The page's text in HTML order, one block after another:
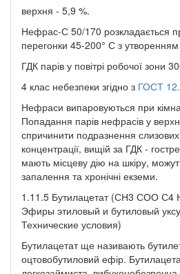
верхня - 5,9 %.
Нефрас-С 50/170 розкладається
перегонки 45-200° С з
ГДК парів у повітрі робочої зони
4 клас небезпеки згідно з ГОСТ
Нефраси випаровуються при
Попадання парів нефрасів у
спричинити подразнення
концентрації, вищій за ГДК -
мають місцеву дію на шкіру,
запалення та хронічні екземи.
1.11.5 Бутилацетат (СН3 СОО С4
Эфиры этиловый и бутиловый
Технические условия)
Бутилацетат ще називають
оцтовобутиловий ефір.